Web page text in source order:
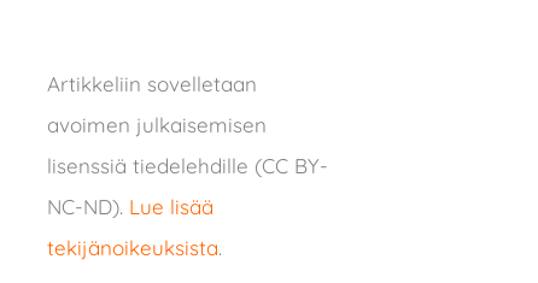
Artikkeliin sovelletaan
avoimen julkaisemisen
lisenssiä tiedelehdille (CC BY-
NC-ND). Lue lisää
tekijänoikeuksista.